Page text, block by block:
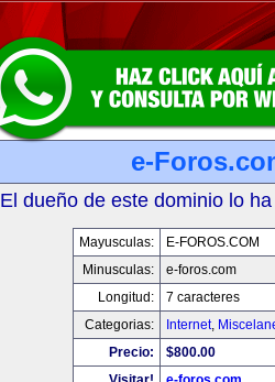
e-
El dueño de este dominio lo
Mayusculas:
E-FOROS.COM
Minusculas:
e-foros.com
Longitud:
7 caracteres
Categorias:
Internet,
Precio:
$800.00